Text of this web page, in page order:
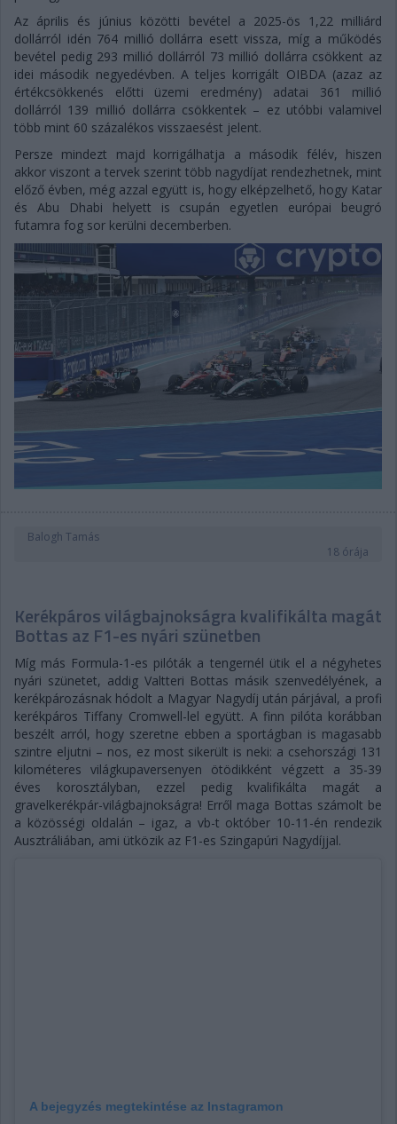
Az április és június közötti bevétel a 2025-ös 1,22 milliárd
dollárról idén 764 millió dollárra esett vissza, míg a működés
bevétel pedig 293 millió dollárról 73 millió dollárra csökkent az
idei második negyedévben. A teljes korrigált OIBDA (azaz az
értékcsökkenés előtti üzemi eredmény) adatai 361 millió
dollárról 139 millió dollárra csökkentek – ez utóbbi valamivel
több mint 60 százalékos visszaesést jelent.
Persze mindezt majd korrigálhatja a második félév, hiszen
akkor viszont a tervek szerint több nagydíjat rendezhetnek, mint
előző évben, még azzal együtt is, hogy elképzelhető, hogy Katar
és Abu Dhabi helyett is csupán egyetlen európai beugró
futamra fog sor kerülni decemberben.
Balogh Tamás
18 órája
Kerékpáros világbajnokságra kvalifikálta magát
Bottas az F1-es nyári szünetben
Míg más Formula-1-es pilóták a tengernél ütik el a négyhetes
nyári szünetet, addig Valtteri Bottas másik szenvedélyének, a
kerékpározásnak hódolt a Magyar Nagydíj után párjával, a profi
kerékpáros Tiffany Cromwell-lel együtt. A finn pilóta korábban
beszélt arról, hogy szeretne ebben a sportágban is magasabb
szintre eljutni – nos, ez most sikerült is neki: a csehországi 131
kilométeres világkupaversenyen ötödikként végzett a 35-39
éves korosztályban, ezzel pedig kvalifikálta magát a
gravelkerékpár-világbajnokságra! Erről maga Bottas számolt be
a közösségi oldalán – igaz, a vb-t október 10-11-én rendezik
Ausztráliában, ami ütközik az F1-es Szingapúri Nagydíjjal.
A bejegyzés megtekintése az Instagramon